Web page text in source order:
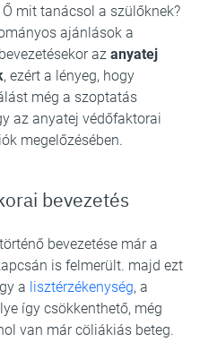
mit tanácsol a szülőknek?
ajánlások a
az anyatej
, ezért a lényeg, hogy
még a szoptatás
az anyatej védőfaktorai
megelőzésében.
bevezetés
bevezetése már a
is felmerült. majd ezt
a lisztérzékenység, a
így csökkenthető, még
van már cöliákiás beteg.